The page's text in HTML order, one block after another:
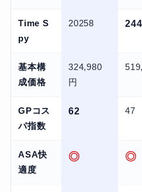
Time S
py
20258
基本構
成価格
324,980
円
GPコス
パ指数
62 47
ASA快
適度
◎ ◎